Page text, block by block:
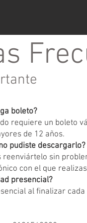
boleto?
requiere un boleto
de 12 años.
pudiste descargarlo?
reenviártelo sin
con el que
presencial?
al finalizar